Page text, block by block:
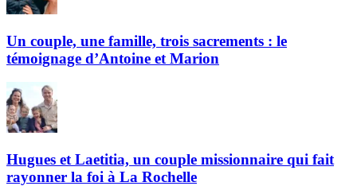
Un couple, une famille, trois sacrements : le
témoignage d’Antoine et Marion
Hugues et Laetitia, un couple missionnaire qui fait
rayonner la foi à La Rochelle